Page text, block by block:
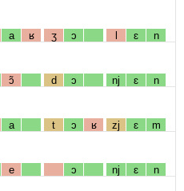
a ʁ ʒ ɔ l ɛ n
ɔ̃ d ɔ nj ɛ n
a t ɔ ʁ zj ɛ m
e ɔ nj ɛ n